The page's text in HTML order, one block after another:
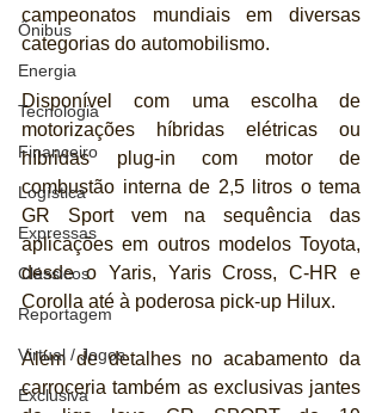
Ônibus
Energia
Tecnologia
Financeiro
Logística
Expressas
Clássicos
Reportagem
Virtual / Jogos
Exclusiva
campeonatos mundiais em diversas
categorias do automobilismo.
Disponível com uma escolha de
motorizações híbridas elétricas ou
híbridas plug-in com motor de
combustão interna de 2,5 litros o tema
GR Sport vem na sequência das
aplicações em outros modelos Toyota,
desde o Yaris, Yaris Cross, C-HR e
Corolla até à poderosa pick-up Hilux.
Além de detalhes no acabamento da
carroceria também as exclusivas jantes